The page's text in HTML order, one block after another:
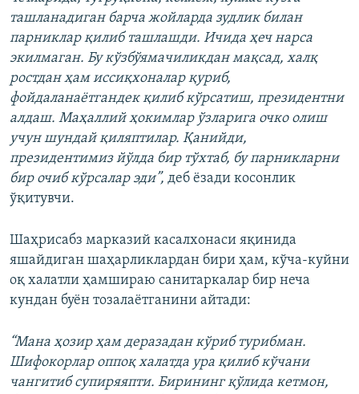
ташланадиган барча жойларда зудлик билан
парниклар қилиб ташлашди. Ичида ҳеч нарса
экилмаган. Бу кўзбўямачиликдан мақсад, халқ
ростдан ҳам иссиқхоналар қуриб,
фойдаланаётгандек қилиб кўрсатиш, президентни
алдаш. Маҳаллий ҳокимлар ўзларига очко олиш
учун шундай қиляптилар. Қанийди,
президентимиз йўлда бир тўхтаб, бу парникларни
бир очиб кўрсалар эди”, деб ёзади косонлик
ўқитувчи.
Шаҳрисабз марказий касалхонаси яқинида
яшайдиган шаҳарликлардан бири ҳам, кўча-куйни
оқ халатли ҳамшираю санитаркалар бир неча
кундан буён тозалаётганини айтади:
“Мана ҳозир ҳам деразадан кўриб турибман.
Шифокорлар оппоқ халатда ура қилиб кўчани
чангитиб супиряяпти. Бирининг қўлида кетмон,